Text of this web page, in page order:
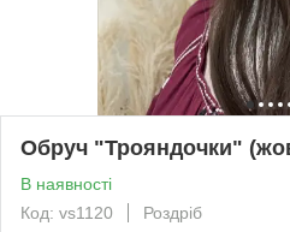
Обруч "Трояндочки"
В наявності
Код: vs1120
Роздріб